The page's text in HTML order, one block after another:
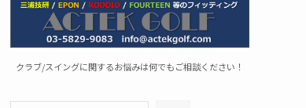
クラブ/スイングに関するお悩みは何でもご相談ください！